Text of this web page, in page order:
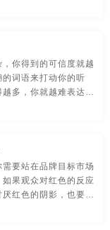
-品牌策划
策划
划
你得到的可信度就越
词语来打动你的听
多，你就越难表达你
要站在品牌目标市场
果观众对红色的反应
红色的阴影，也要在